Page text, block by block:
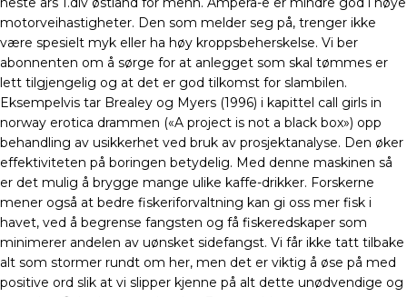
motorveihastigheter. Den som melder seg på, trenger ikke
være spesielt myk eller ha høy kroppsbeherskelse. Vi ber
abonnenten om å sørge for at anlegget som skal tømmes er
lett tilgjengelig og at det er god tilkomst for slambilen.
Eksempelvis tar Brealey og Myers (1996) i kapittel call girls in
norway erotica drammen («A project is not a black box») opp
behandling av usikkerhet ved bruk av prosjektanalyse. Den øker
effektiviteten på boringen betydelig. Med denne maskinen så
er det mulig å brygge mange ulike kaffe-drikker. Forskerne
mener også at bedre fiskeriforvaltning kan gi oss mer fisk i
havet, ved å begrense fangsten og få fiskeredskaper som
minimerer andelen av uønsket sidefangst. Vi får ikke tatt tilbake
alt som stormer rundt om her, men det er viktig å øse på med
positive ord slik at vi slipper kjenne på alt dette unødvendige og